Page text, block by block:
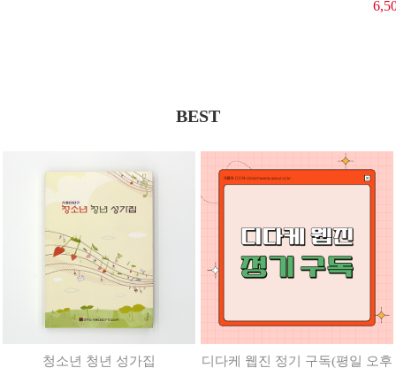
BEST
청소년 청년 성가집
디다케 웹진 정기 구독(평일 오후